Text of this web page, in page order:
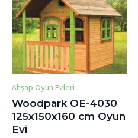
Ahşap Oyun Evleri
Woodpark OE-4030
125x150x160 cm Oyun
Evi